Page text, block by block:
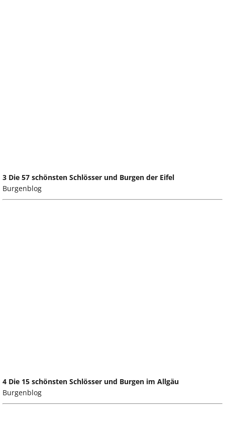
3 Die 57 schönsten Schlösser und Burgen der Eifel
Burgenblog
4 Die 15 schönsten Schlösser und Burgen im Allgäu
Burgenblog